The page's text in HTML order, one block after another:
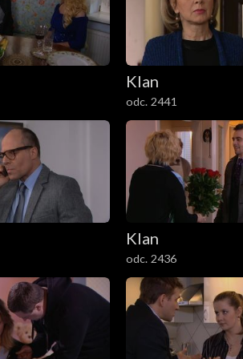
Klan
odc. 2441
Klan
odc. 2436